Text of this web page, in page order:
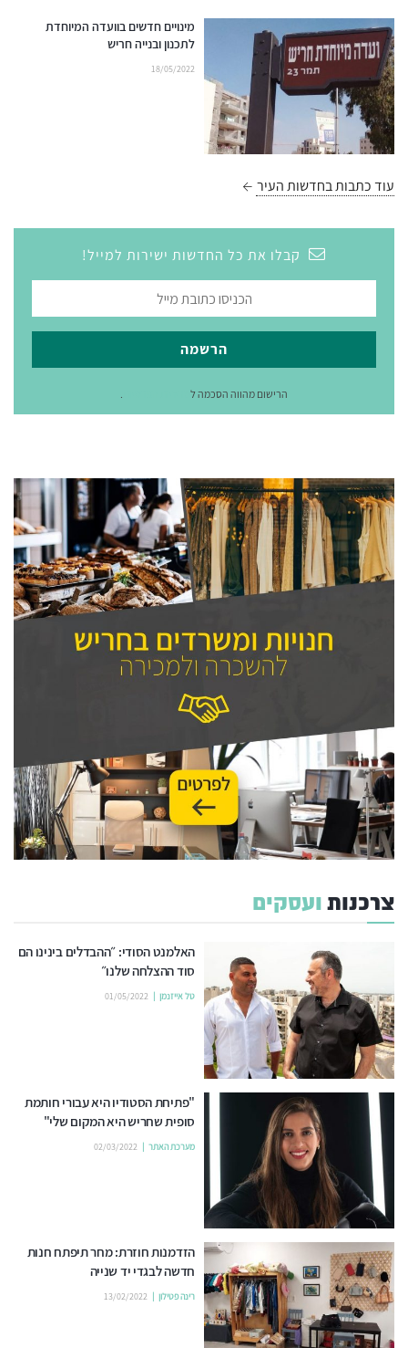
מינויים חדשים בוועדה המיוחדת
לתכנון ובנייה חריש
18/05/2022
עוד כתבות בחדשות העיר
קבלו את כל החדשות ישירות למייל!
הרישום מהווה הסכמה ל .
צרכנותועסקים
האלמנט הסודי: ״ההבדלים בינינו הם
סוד ההצלחה שלנו״
טל אייזנמן 01/05/2022
"פתיחת הסטודיו היא עבורי חותמת
סופית שחריש היא המקום שלי"
מערכת האתר 02/03/2022
הזדמנות חוזרת: מחר תיפתח חנות
חדשה לבגדי יד שנייה
רינה פטילון 13/02/2022